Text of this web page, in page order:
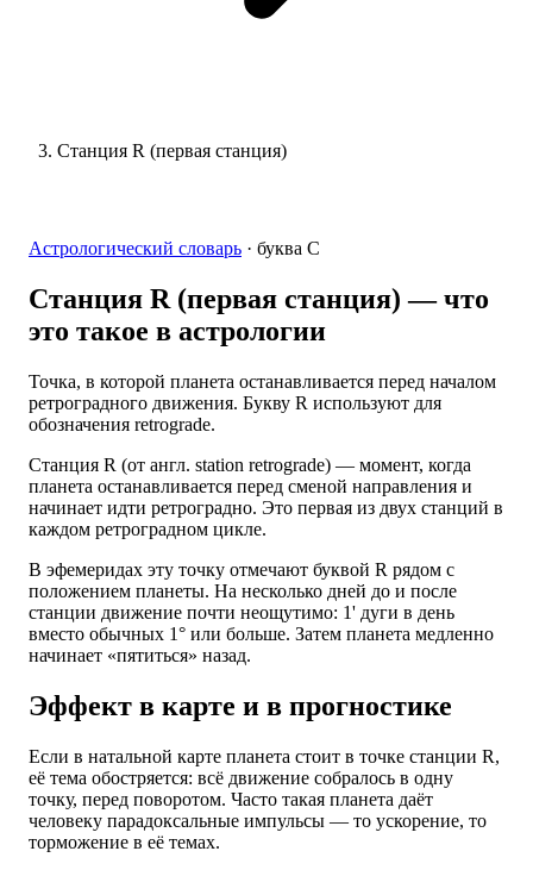
Станция R (первая станция)
Астрологический словарь · буква С
Станция R (первая станция) — что
это такое в астрологии
Точка, в которой планета останавливается перед началом
ретроградного движения. Букву R используют для
обозначения retrograde.
Станция R (от англ. station retrograde) — момент, когда
планета останавливается перед сменой направления и
начинает идти ретроградно. Это первая из двух станций в
каждом ретроградном цикле.
В эфемеридах эту точку отмечают буквой R рядом с
положением планеты. На несколько дней до и после
станции движение почти неощутимо: 1' дуги в день
вместо обычных 1° или больше. Затем планета медленно
начинает «пятиться» назад.
Эффект в карте и в прогностике
Если в натальной карте планета стоит в точке станции R,
её тема обостряется: всё движение собралось в одну
точку, перед поворотом. Часто такая планета даёт
человеку парадоксальные импульсы — то ускорение, то
торможение в её темах.